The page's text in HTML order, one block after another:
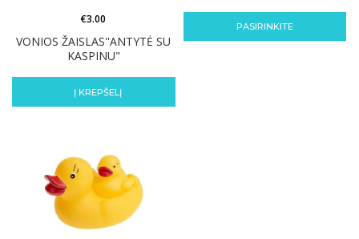
VONIOS ŽAISLAS''ANTYTĖ SU
KASPINU"
€3.00
Į KREPŠELĮ
PASIRINKITE